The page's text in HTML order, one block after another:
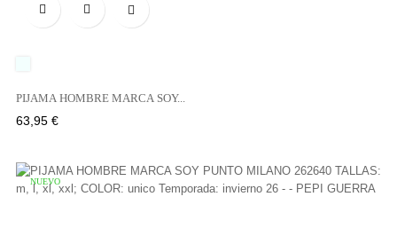

PIJAMA HOMBRE MARCA SOY...
Precio
63,95 €
NUEVO